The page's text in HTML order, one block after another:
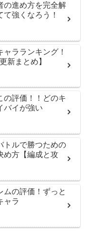
の進め方を完全解
強くなろう！
ャラランキング！
新まとめ】
の評価！！どのキ
バイが強い
トルで勝つための
め方【編成と攻
ムの評価！ずっと
ャラ